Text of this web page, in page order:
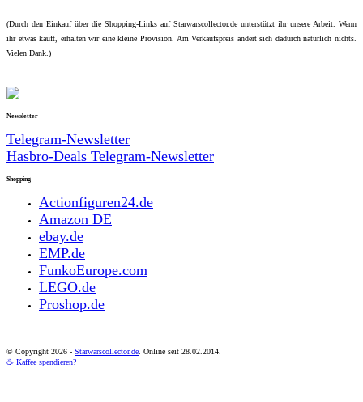
(Durch den Einkauf über die Shopping-Links auf Starwarscollector.de unterstützt ihr unsere Arbeit. Wenn
ihr etwas kauft, erhalten wir eine kleine Provision. Am Verkaufspreis ändert sich dadurch natürlich nichts.
Vielen Dank.)
Newsletter
Telegram-Newsletter
Hasbro-Deals Telegram-Newsletter
Shopping
Actionfiguren24.de
Amazon DE
ebay.de
EMP.de
FunkoEurope.com
LEGO.de
Proshop.de
© Copyright 2026 - Starwarscollector.de. Online seit 28.02.2014.
☕ Kaffee spendieren?